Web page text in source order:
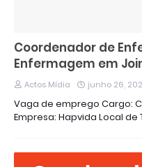
Coordenador de
Enfermagem em
Actos Mídia junho 26,
Vaga de emprego Cargo:
Empresa: Hapvida Local de